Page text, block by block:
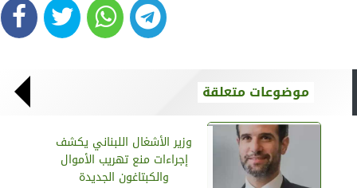
موضوعات متعلقة
وزير الأشغال اللبناني يكشف
إجراءات منع تهريب الأموال
والكبتاغون الجديدة